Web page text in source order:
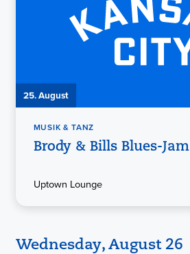
25. August
MUSIK & TANZ
Brody & Bills Blues-Jam
Uptown Lounge
Wednesday, August 26